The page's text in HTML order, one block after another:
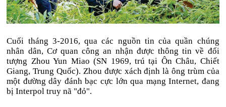
Cuối tháng 3-2016, qua các nguồn tin của quần chúng
nhân dân, Cơ quan công an nhận được thông tin về đối
tượng Zhou Yun Miao (SN 1969, trú tại Ôn Châu, Chiết
Giang, Trung Quốc). Zhou được xách định là ông trùm của
một đường dây đánh bạc cực lớn qua mạng Internet, đang
bị Interpol truy nã "đỏ".